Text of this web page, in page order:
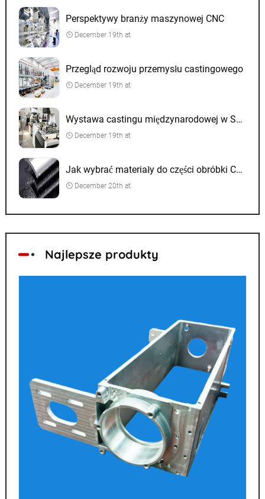
Perspektywy branży maszynowej CNC
December 19th at
Przegląd rozwoju przemysłu castingowego
December 19th at
Wystawa castingu międzynarodowej w Szanghaju
December 19th at
Jak wybrać materiały do ​​części obróbki CNC
December 20th at
Najlepsze produkty